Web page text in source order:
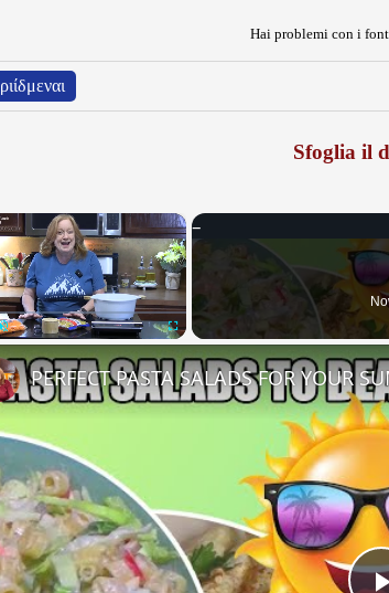
Hai problemi con i
Sfoglia il
×
PERFECT PASTA SALADS FOR YOUR